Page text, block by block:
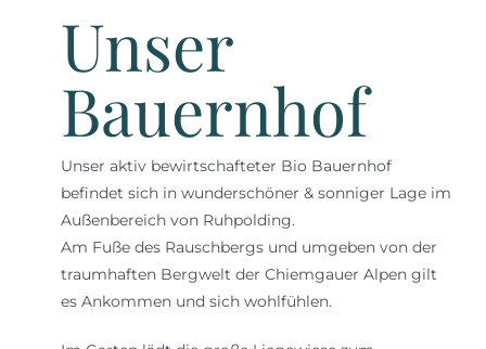
Unser
Bauernhof
Unser aktiv bewirtschafteter Bio Bauernhof
befindet sich in wunderschöner & sonniger Lage im
Außenbereich von Ruhpolding.
Am Fuße des Rauschbergs und umgeben von der
traumhaften Bergwelt der Chiemgauer Alpen gilt
es Ankommen und sich wohlfühlen.